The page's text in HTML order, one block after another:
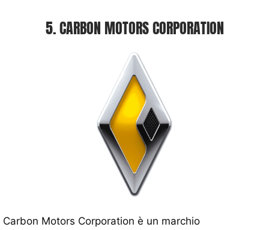
5. CARBON MOTORS CORPORATION
Carbon Motors Corporation è un marchio